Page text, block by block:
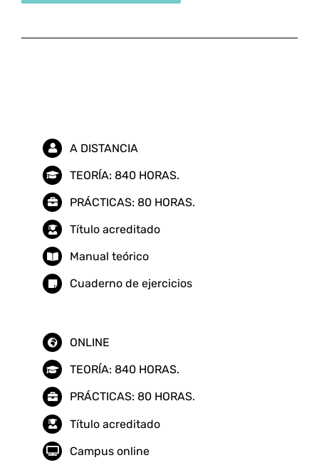
cantidad
A DISTANCIA
TEORÍA: 840 HORAS.
PRÁCTICAS: 80 HORAS.
Título acreditado
Manual teórico
Cuaderno de ejercicios
ONLINE
TEORÍA: 840 HORAS.
PRÁCTICAS: 80 HORAS.
Título acreditado
Campus online